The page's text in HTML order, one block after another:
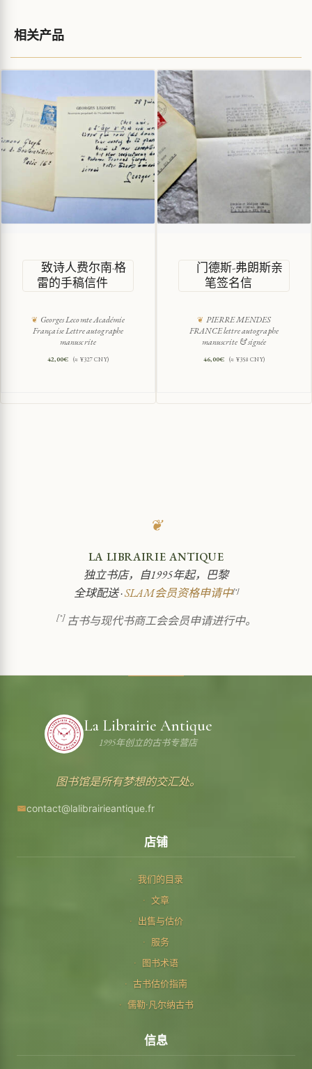
相关产品
致诗人费尔南·格
雷的手稿信件
Georges Lecomte Académie
Française Lettre autographe
manuscrite
42,00€ (≈ ¥327 CNY)
门德斯-弗朗斯亲
笔签名信
PIERRE MENDES
FRANCE lettre autographe
manuscrite & signée
46,00€ (≈ ¥358 CNY)
❦
LA LIBRAIRIE ANTIQUE
独立书店，自1995年起，巴黎
全球配送 ·SLAM会员资格申请中[*]
[*]古书与现代书商工会会员申请进行中。
La Librairie Antique
1995年创立的古书专营店
图书馆是所有梦想的交汇处。
contact@lalibrairieantique.fr
店铺
我们的目录
文章
出售与估价
服务
图书术语
古书估价指南
儒勒·凡尔纳古书
信息